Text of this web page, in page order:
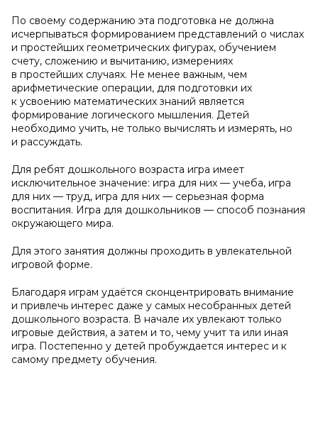
По своему содержанию эта подготовка не должна
исчерпываться формированием представлений о числах
и простейших геометрических фигурах, обучением
счету, сложению и вычитанию, измерениях
в простейших случаях. Не менее важным, чем
арифметические операции, для подготовки их
к усвоению математических знаний является
формирование логического мышления. Детей
необходимо учить, не только вычислять и измерять, но
и рассуждать.
Для ребят дошкольного возраста игра имеет
исключительное значение: игра для них — учеба, игра
для них — труд, игра для них — серьезная форма
воспитания. Игра для дошкольников — способ познания
окружающего мира.
Для этого занятия должны проходить в увлекательной
игровой форме.
Благодаря играм удаётся сконцентрировать внимание
и привлечь интерес даже у самых несобранных детей
дошкольного возраста. В начале их увлекают только
игровые действия, а затем и то, чему учит та или иная
игра. Постепенно у детей пробуждается интерес и к
самому предмету обучения.